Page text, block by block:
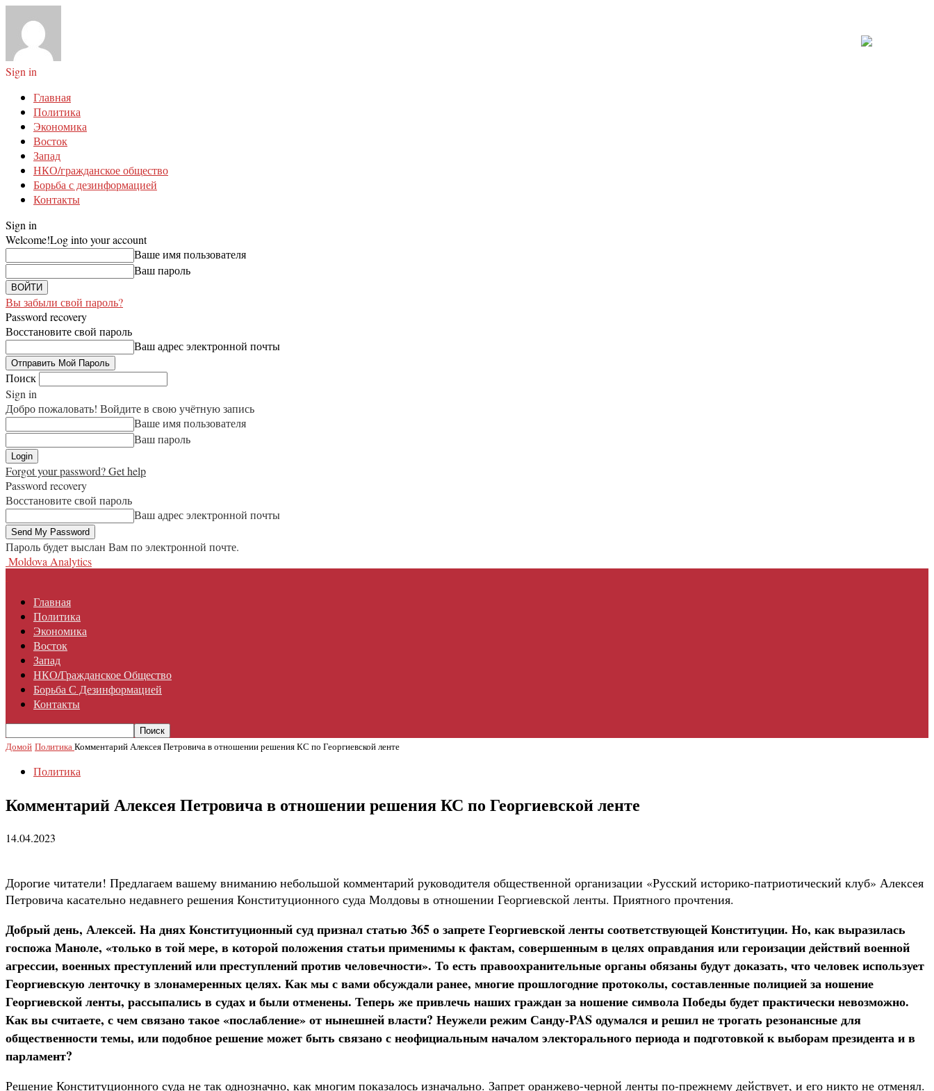
Sign in
Главная
Политика
Экономика
Восток
Запад
НКО/гражданское общество
Борьба с дезинформацией
Контакты
Sign in
Welcome!Log into your account
Ваше имя пользователя
Ваш пароль
Вы забыли свой пароль?
Password recovery
Восстановите свой пароль
Ваш адрес электронной почты
Поиск
Sign in
Добро пожаловать! Войдите в свою учётную запись
Ваше имя пользователя
Ваш пароль
Forgot your password? Get help
Password recovery
Восстановите свой пароль
Ваш адрес электронной почты
Пароль будет выслан Вам по электронной почте.
Moldova Analytics
Главная
Политика
Экономика
Восток
Запад
НКО/гражданское Общество
Борьба С Дезинформацией
Контакты
Домой ПолитикаКомментарий Алексея Петровича в отношении решения КС по Георгиевской ленте
Политика
Комментарий Алексея Петровича в отношении решения КС по Георгиевской ленте
14.04.2023
Дорогие читатели! Предлагаем вашему вниманию небольшой комментарий руководителя общественной организации «Русский историко-патриотический клуб» Алексея
Петровича касательно недавнего решения Конституционного суда Молдовы в отношении Георгиевской ленты. Приятного прочтения.
Добрый день, Алексей. На днях Конституционный суд признал статью 365 о запрете Георгиевской ленты соответствующей Конституции. Но, как выразилась
госпожа Маноле, «только в той мере, в которой положения статьи применимы к фактам, совершенным в целях оправдания или героизации действий военной
агрессии, военных преступлений или преступлений против человечности». То есть правоохранительные органы обязаны будут доказать, что человек использует
Георгиевскую ленточку в злонамеренных целях. Как мы с вами обсуждали ранее, многие прошлогодние протоколы, составленные полицией за ношение
Георгиевской ленты, рассыпались в судах и были отменены. Теперь же привлечь наших граждан за ношение символа Победы будет практически невозможно.
Как вы считаете, с чем связано такое «послабление» от нынешней власти? Неужели режим Санду-PAS одумался и решил не трогать резонансные для
общественности темы, или подобное решение может быть связано с неофициальным началом электорального периода и подготовкой к выборам президента и в
парламент?
Решение Конституционного суда не так однозначно, как многим показалось изначально. Запрет оранжево-черной ленты по-прежнему действует, и его никто не отменял.